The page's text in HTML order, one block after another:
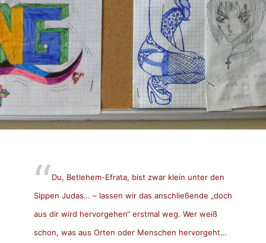
Du, Betlehem-Efrata, bist zwar klein unter den
Sippen Judas… – lassen wir das anschließende „doch
aus dir wird hervorgehen“ erstmal weg. Wer weiß
schon, was aus Orten oder Menschen hervorgeht…